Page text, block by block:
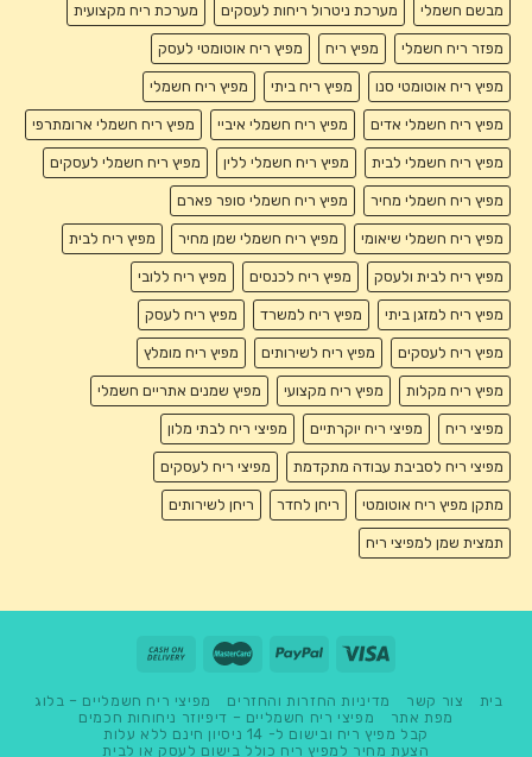
מבשם חשמלי מערכת ניטרול ריחות לעסקים מערכת ריח מקצועית
מפזר ריח חשמלי מפיץ ריח מפיץ ריח אוטומטי לעסק
מפיץ ריח אוטומטי סנו מפיץ ריח ביתי מפיץ ריח חשמלי
מפיץ ריח חשמלי אדים מפיץ ריח חשמלי איביי מפיץ ריח חשמלי ארומתרפי
מפיץ ריח חשמלי לבית מפיץ ריח חשמלי ללין מפיץ ריח חשמלי לעסקים
מפיץ ריח חשמלי מחיר מפיץ ריח חשמלי סופר פארם
מפיץ ריח חשמלי שיאומי מפיץ ריח חשמלי שמן מחיר מפיץ ריח לבית
מפיץ ריח לבית ולעסק מפיץ ריח לכנסים מפיץ ריח ללובי
מפיץ ריח למזגן ביתי מפיץ ריח למשרד מפיץ ריח לעסק
מפיץ ריח לעסקים מפיץ ריח לשירותים מפיץ ריח מומלץ
מפיץ ריח מקלות מפיץ ריח מקצועי מפיץ שמנים אתריים חשמלי
מפיצי ריח מפיצי ריח יוקרתיים מפיצי ריח לבתי מלון
מפיצי ריח לסביבת עבודה מתקדמת מפיצי ריח לעסקים
מתקן מפיץ ריח אוטומטי ריחן לחדר ריחן לשירותים
תמצית שמן למפיצי ריח
בית צור קשר מדיניות החזרות והחזרים
מפיצי ריח חשמליים – בלוג
מפת אתר
מפיצי ריח חשמליים – דיפיוזר ניחוחות חכמים
קבל מפיץ ריח ובישום ל- 14 ניסיון חינם ללא עלות
הצעת מחיר למפיץ ריח כולל בישום לעסק או לבית